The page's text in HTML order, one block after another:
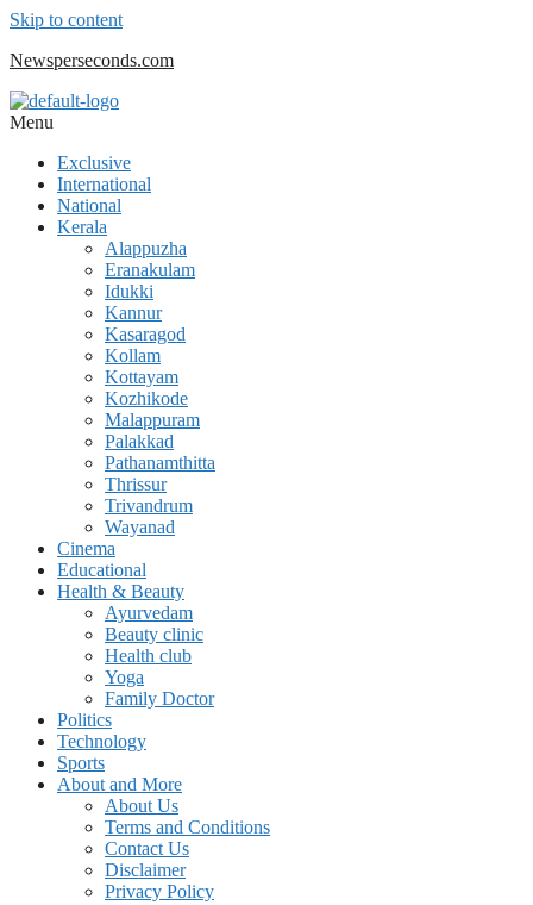
Skip to content
Newsperseconds.com
Menu
Exclusive
International
National
Kerala
Alappuzha
Eranakulam
Idukki
Kannur
Kasaragod
Kollam
Kottayam
Kozhikode
Malappuram
Palakkad
Pathanamthitta
Thrissur
Trivandrum
Wayanad
Cinema
Educational
Health & Beauty
Ayurvedam
Beauty clinic
Health club
Yoga
Family Doctor
Politics
Technology
Sports
About and More
About Us
Terms and Conditions
Contact Us
Disclaimer
Privacy Policy